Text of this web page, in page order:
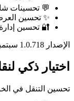
💬 تحسينات
✨ تحسين
🔐 تحسين
الإصدار 1.0.7 18 سبتمبر 2025
اختيار ذكي
تحسين التنقل في